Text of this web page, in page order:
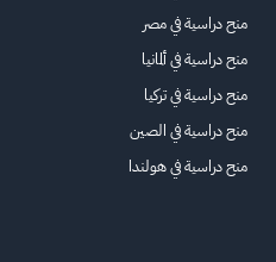
منح دراسية في مصر
منح دراسية في ألمانيا
منح دراسية في تركيا
منح دراسية في الصين
منح دراسية في هولندا